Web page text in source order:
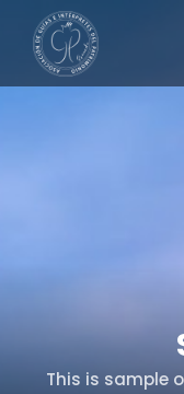
This is sample